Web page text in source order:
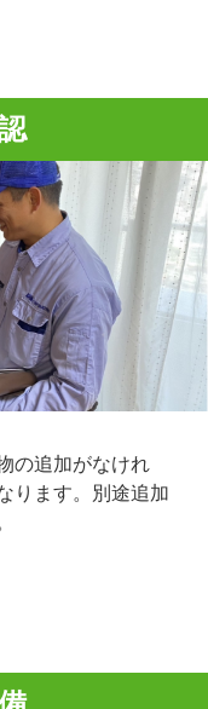
の追加がなけれ
ります。別途追加